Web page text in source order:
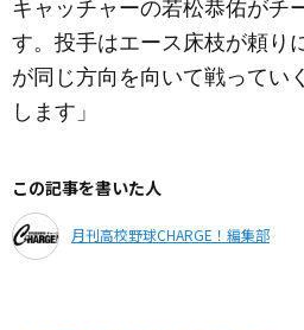
キャッチャーの若松恭佑がチ
す。投手はエース床枝が頼り
が同じ方向を向いて戦ってい
します」
この記事を書いた人
月刊高校野球CHARGE！編集部